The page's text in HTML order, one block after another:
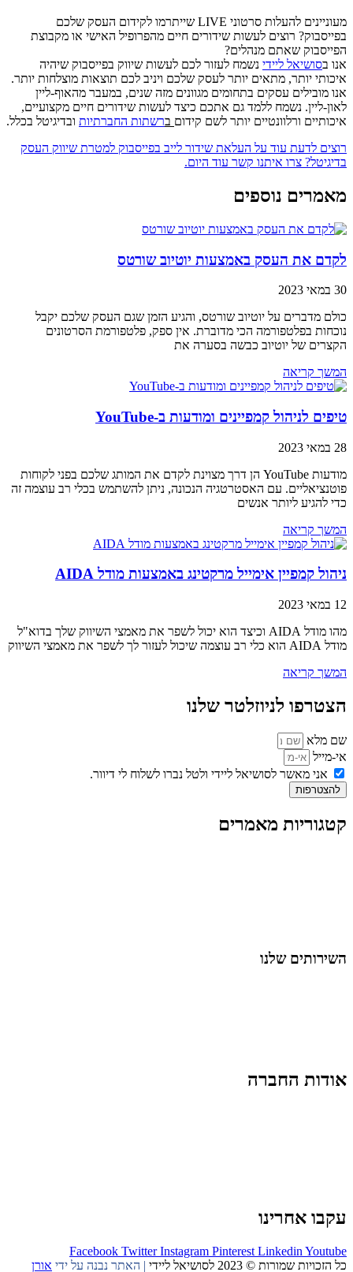
מעוניינים להעלות סרטוני LIVE שייתרמו לקידום העסק שלכם
בפייסבוק? רוצים לעשות שידורים חיים מהפרופיל האישי או מקבוצת
הפייסבוק שאתם מנהלים?
אנו בסושיאל ליידי נשמח לעזור לכם לעשות שיווק בפייסבוק שיהיה
איכותי יותר, מתאים יותר לעסק שלכם ויניב לכם תוצאות מוצלחות יותר.
אנו מובילים עסקים בתחומים מגוונים מזה שנים, במעבר מהאוף-ליין
לאון-ליין. נשמח ללמד גם אתכם כיצד לעשות שידורים חיים מקצועיים,
איכותיים ורלוונטיים יותר לשם קידום ברשתות החברתיות ובדיגיטל בכלל.
רוצים לדעת עוד על העלאת שידור לייב בפייסבוק למטרת שיווק העסק
בדיגיטל? צרו איתנו קשר עוד היום.
מאמרים נוספים
לקדם את העסק באמצעות יוטיוב שורטס
30 במאי 2023
כולם מדברים על יוטיוב שורטס, והגיע הזמן שגם העסק שלכם יקבל
נוכחות בפלטפורמה הכי מדוברת. אין ספק, פלטפורמת הסרטונים
הקצרים של יוטיוב כבשה בסערה את
המשך קריאה
טיפים לניהול קמפיינים ומודעות ב-YouTube
28 במאי 2023
מודעות YouTube הן דרך מצוינת לקדם את המותג שלכם בפני לקוחות
פוטנציאליים. עם האסטרטגיה הנכונה, ניתן להשתמש בכלי רב עוצמה זה
כדי להגיע ליותר אנשים
המשך קריאה
ניהול קמפיין אימייל מרקטינג באמצעות מודל AIDA
12 במאי 2023
מהו מודל AIDA וכיצד הוא יכול לשפר את מאמצי השיווק שלך בדוא"ל
מודל AIDA הוא כלי רב עוצמה שיכול לעזור לך לשפר את מאמצי השיווק
המשך קריאה
הצטרפו לניוזלטר שלנו
שם מלא
אי-מייל
אני מאשר לסושיאל ליידי ולטל נברו לשלוח לי דיוור.
להצטרפות
קטגוריות מאמרים
השירותים שלנו
אודות החברה
עקבו אחרינו
Facebook Twitter Instagram Pinterest Linkedin Youtube
כל הזכויות שמורות © 2023 לסושיאל ליידי
| האתר נבנה על ידי אורן